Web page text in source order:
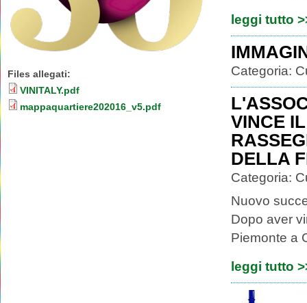
Files allegati:
VINITALY.pdf
mappaquartiere202016_v5.pdf
leggi tutto
Categoria:
VINCE
DELLA
Categoria:
Nuovo
Dopo aver
Piemonte a
leggi tutto